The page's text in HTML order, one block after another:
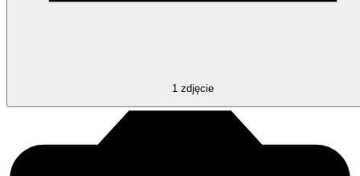
1 zdjęcie